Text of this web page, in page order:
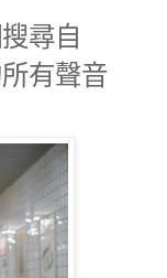
尋自
有聲音